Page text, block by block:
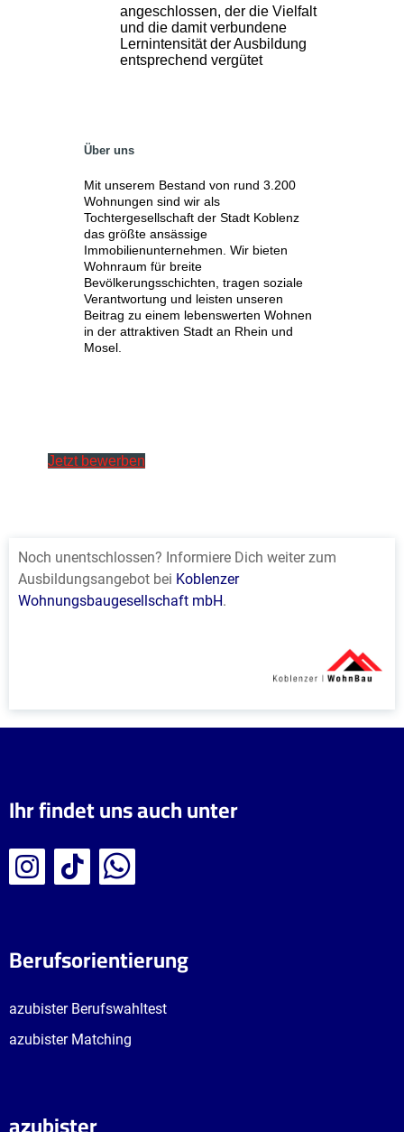
Noch unentschlossen? Informiere Dich weiter zum
Ausbildungsangebot bei Koblenzer
Wohnungsbaugesellschaft mbH.
Ihr findet uns auch unter
Berufsorientierung
azubister Berufswahltest
azubister Matching